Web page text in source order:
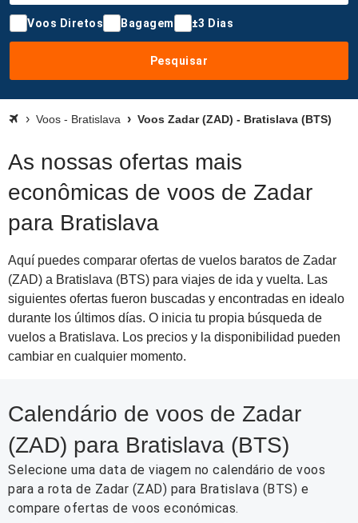
Voos Diretos Bagagem ±3 Dias
Pesquisar
Voos - Bratislava Voos Zadar (ZAD) - Bratislava (BTS)
As nossas ofertas mais
econômicas de voos de Zadar
para Bratislava
Aquí puedes comparar ofertas de vuelos baratos de Zadar
(ZAD) a Bratislava (BTS) para viajes de ida y vuelta. Las
siguientes ofertas fueron buscadas y encontradas en idealo
durante los últimos días. O inicia tu propia búsqueda de
vuelos a Bratislava. Los precios y la disponibilidad pueden
cambiar en cualquier momento.
Calendário de voos de Zadar
(ZAD) para Bratislava (BTS)
Selecione uma data de viagem no calendário de voos
para a rota de Zadar (ZAD) para Bratislava (BTS) e
compare ofertas de voos económicas.